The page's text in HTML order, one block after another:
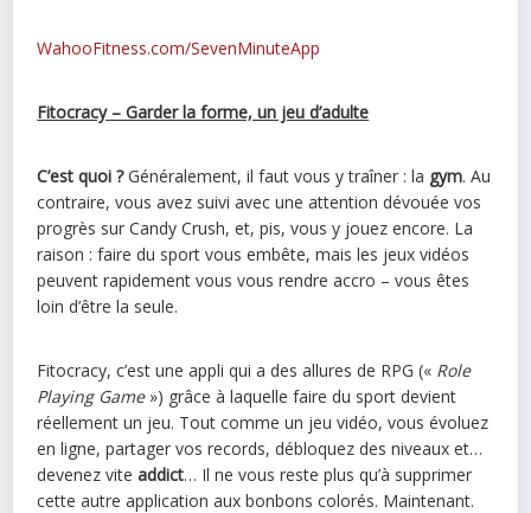
WahooFitness.com/SevenMinuteApp
Fitocracy – Garder la forme, un jeu d’adulte
C’est quoi ?Généralement, il faut vous y traîner : la gym. Au
contraire, vous avez suivi avec une attention dévouée vos
progrès sur Candy Crush, et, pis, vous y jouez encore. La
raison : faire du sport vous embête, mais les jeux vidéos
peuvent rapidement vous vous rendre accro – vous êtes
loin d’être la seule.
Fitocracy, c’est une appli qui a des allures de RPG (« Role
Playing Game») grâce à laquelle faire du sport devient
réellement un jeu. Tout comme un jeu vidéo, vous évoluez
en ligne, partager vos records, débloquez des niveaux et…
devenez viteaddict… Il ne vous reste plus qu’à supprimer
cette autre application aux bonbons colorés. Maintenant.